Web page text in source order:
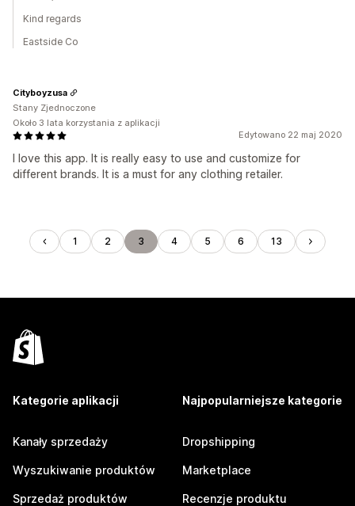
Kind regards
Eastside Co
Edytowano 22 maj 2020
I love this app. It is really easy to use and customize for
different brands. It is a must for any clothing retailer.
Cityboyzusa
Stany Zjednoczone
Około 3 lata korzystania z aplikacji
1 2 3 4 5 6 13
Kategorie aplikacji
Kanały sprzedaży
Wyszukiwanie produktów
Sprzedaż produktów
Najpopularniejsze kategorie
Dropshipping
Marketplace
Recenzje produktu